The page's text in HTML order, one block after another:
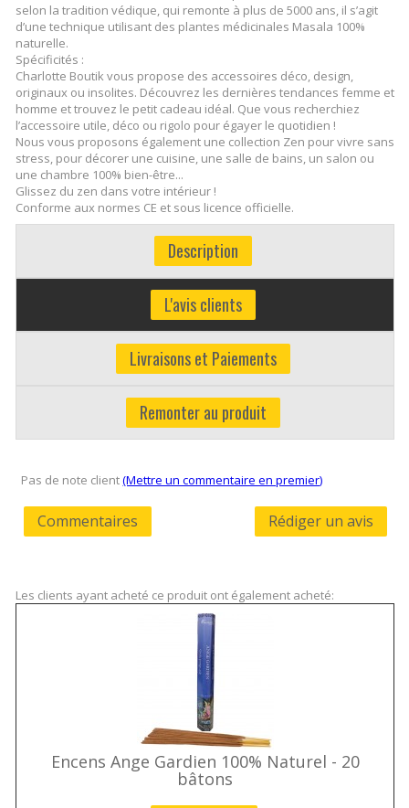
selon la tradition védique, qui remonte à plus de 5000 ans, il s’agit
d’une technique utilisant des plantes médicinales Masala 100%
naturelle.
Spécificités :
Charlotte Boutik vous propose des accessoires déco, design,
originaux ou insolites. Découvrez les dernières tendances femme et
homme et trouvez le petit cadeau idéal. Que vous recherchiez
l’accessoire utile, déco ou rigolo pour égayer le quotidien !
Nous vous proposons également une collection Zen pour vivre sans
stress, pour décorer une cuisine, une salle de bains, un salon ou
une chambre 100% bien-être...
Glissez du zen dans votre intérieur !
Conforme aux normes CE et sous licence officielle.
Description
L'avis clients
Livraisons et Paiements
Remonter au produit
Pas de note client(Mettre un commentaire en premier)
Commentaires Rédiger un avis
Les clients ayant acheté ce produit ont également acheté:
Encens Ange Gardien 100% Naturel - 20
bâtons